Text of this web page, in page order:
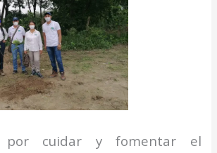
por cuidar y fomentar el